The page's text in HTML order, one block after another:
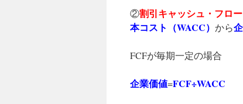
②割引キャッシュ・フロ
本コスト（WACC） から
FCFが毎期一定の場合
企業価値=FCF÷WACC